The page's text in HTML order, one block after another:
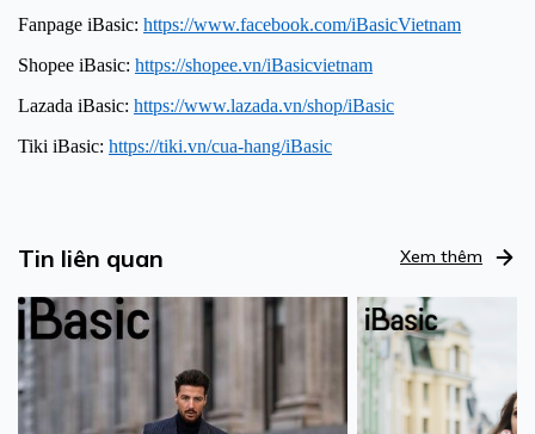
Fanpage iBasic: https://www.facebook.com/iBasicVietnam
Shopee iBasic: https://shopee.vn/iBasicvietnam
Lazada iBasic: https://www.lazada.vn/shop/iBasic
Tiki iBasic: https://tiki.vn/cua-hang/iBasic
Tin liên quan Xem thêm